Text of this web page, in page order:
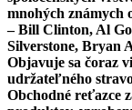
mnohých známych
– Bill Clinton, Al
Silverstone, Bryan
Objavuje sa čoraz
udržateľného
Obchodné reťazce